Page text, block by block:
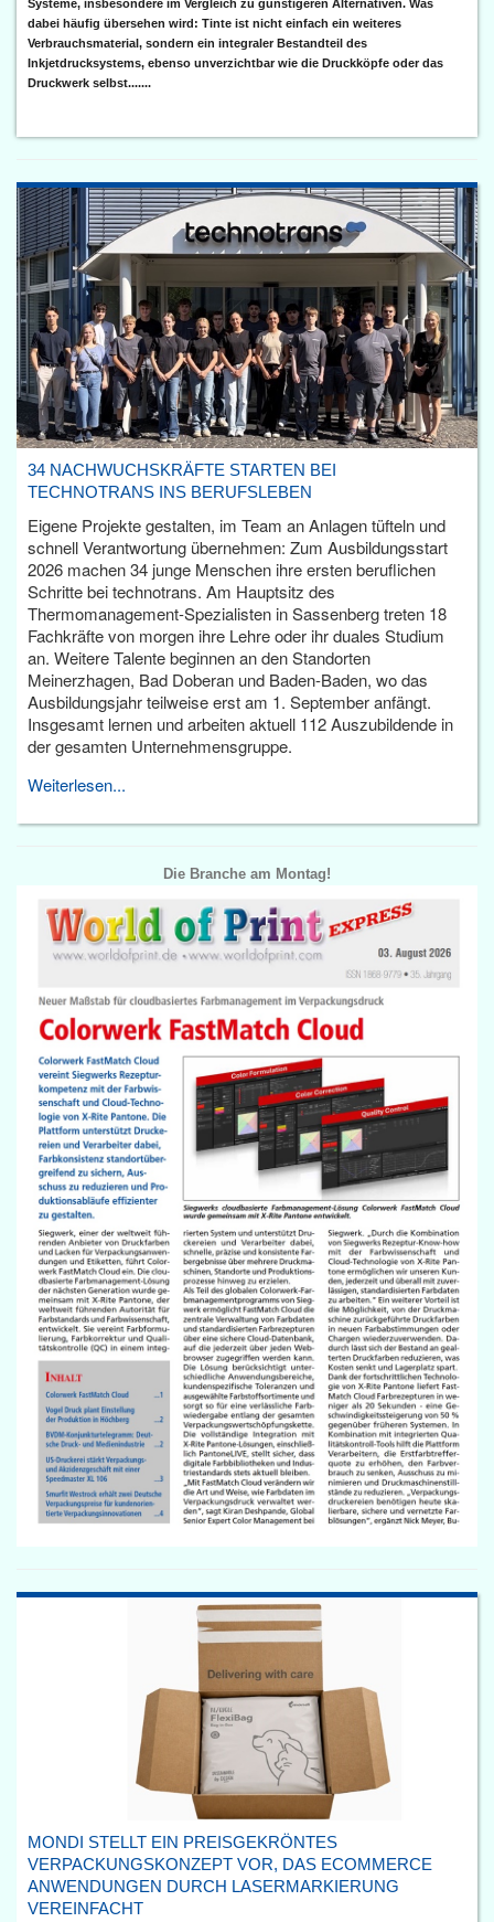
Systeme, insbesondere im Vergleich zu günstigeren Alternativen. Was
dabei häufig übersehen wird: Tinte ist nicht einfach ein weiteres
Verbrauchsmaterial, sondern ein integraler Bestandteil des
Inkjetdrucksystems, ebenso unverzichtbar wie die Druckköpfe oder das
Druckwerk selbst.......
34 NACHWUCHSKRÄFTE STARTEN BEI
TECHNOTRANS INS BERUFSLEBEN
Eigene Projekte gestalten, im Team an Anlagen tüfteln und
schnell Verantwortung übernehmen: Zum Ausbildungsstart
2026 machen 34 junge Menschen ihre ersten beruflichen
Schritte bei technotrans. Am Hauptsitz des
Thermomanagement-Spezialisten in Sassenberg treten 18
Fachkräfte von morgen ihre Lehre oder ihr duales Studium
an. Weitere Talente beginnen an den Standorten
Meinerzhagen, Bad Doberan und Baden-Baden, wo das
Ausbildungsjahr teilweise erst am 1. September anfängt.
Insgesamt lernen und arbeiten aktuell 112 Auszubildende in
der gesamten Unternehmensgruppe.
Weiterlesen...
Die Branche am Montag!
MONDI STELLT EIN PREISGEKRÖNTES
VERPACKUNGSKONZEPT VOR, DAS ECOMMERCE
ANWENDUNGEN DURCH LASERMARKIERUNG
VEREINFACHT